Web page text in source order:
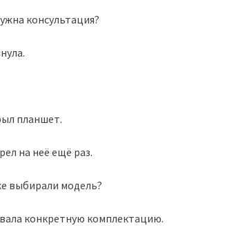
консультация?
планшет.
на неё ещё раз.
выбирали модель?
конкретную комплектацию.